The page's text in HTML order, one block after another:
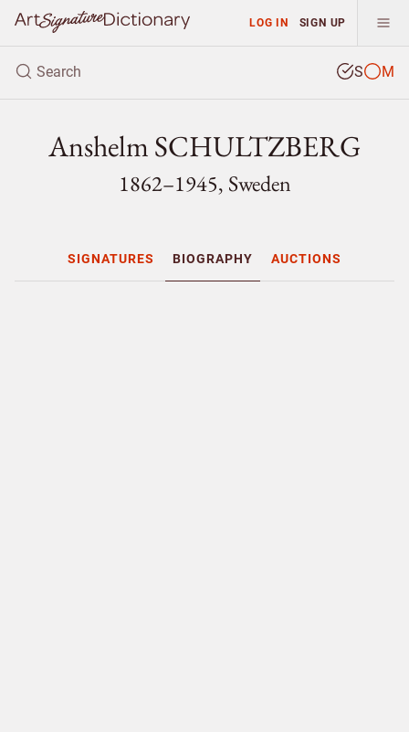
LOG IN SIGN UP
S M
Anshelm SCHULTZBERG
1862–1945, Sweden
SIGNATURES BIOGRAPHY AUCTIONS